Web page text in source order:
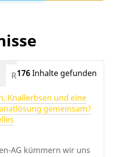
176Inhalte gefunden
Relevanz Datum
Knallerbsen und eine
gemeinsam?
AG kümmern wir uns